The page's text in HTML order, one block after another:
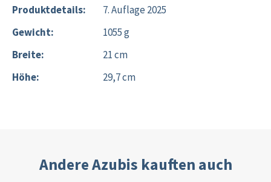
Produktdetails:
7. Auflage 2025
Gewicht:
Breite:
Höhe:
1055 g
21 cm
29,7 cm
Andere Azubis kauften auch